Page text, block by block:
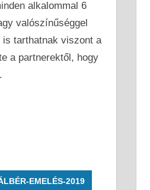
alkalommal 6
valószínűséggel
tarthatnak viszont a
a partnerektől, hogy
EMELÉS-2019